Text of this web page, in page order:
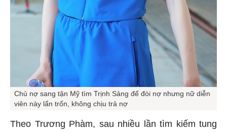
Chủ nợ sang tận Mỹ tìm Trịnh Sảng để đòi nợ nhưng nữ diễn
viên này lẩn trốn, không chịu trả nợ
Theo Trương Phàm, sau nhiều lần tìm kiếm tung